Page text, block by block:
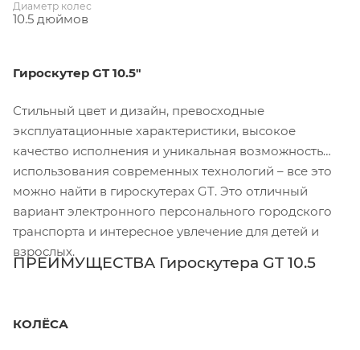
Диаметр колес
10.5 дюймов
Гироскутер GT 10.5"
Стильный цвет и дизайн, превосходные
эксплуатационные характеристики, высокое
качество исполнения и уникальная возможность
использования современных технологий – все это
можно найти в гироскутерах GT. Это отличный
вариант электронного персонального городского
транспорта и интересное увлечение для детей и
взрослых.
ПРЕИМУЩЕСТВА Гироскутера GT 10.5
КОЛЁСА